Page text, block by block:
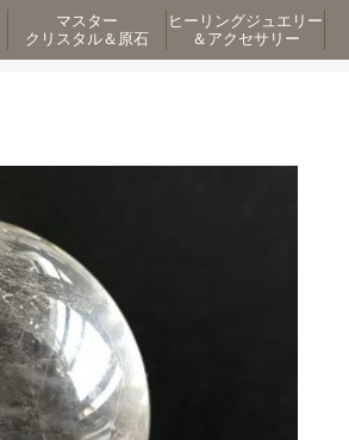
マスター
クリスタル＆原石
ヒーリングジュエリー
＆アクセサリー